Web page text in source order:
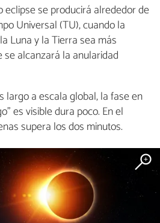
eclipse se producirá alrededor de
Universal (TU), cuando la
Luna y la Tierra sea más
se alcanzará la anularidad
largo a escala global, la fase en
es visible dura poco. En el
supera los dos minutos.